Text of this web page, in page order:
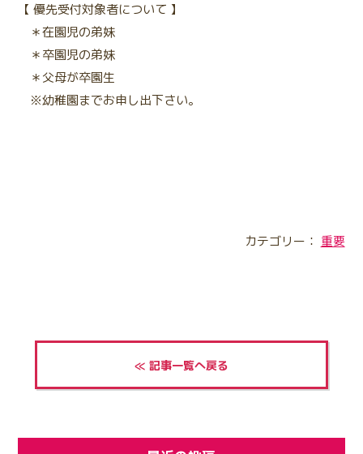
【 優先受付対象者について 】
＊在園児の弟妹
＊卒園児の弟妹
＊父母が卒園生
※幼稚園までお申し出下さい。
カテゴリー： 重要
≪ 記事一覧へ戻る